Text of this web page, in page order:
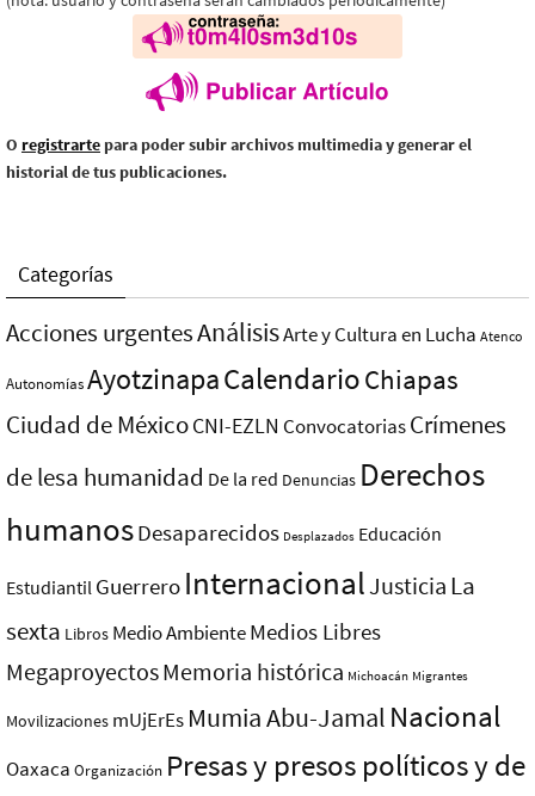
O registrarte para poder subir archivos multimedia y generar el
historial de tus publicaciones.
Categorías
Acciones urgentesAnálisisArte y Cultura en Lucha Atenco
AutonomíasAyotzinapaCalendarioChiapas
Ciudad de MéxicoCNI-EZLN ConvocatoriasCrímenes
de lesa humanidad De la red Denuncias Derechos
humanosDesaparecidos Desplazados Educación
Estudiantil Guerrero InternacionalJusticia La
sexta Libros Medio AmbienteMedios Libres
MegaproyectosMemoria histórica Michoacán Migrantes
Movilizaciones mUjErEs Mumia Abu-Jamal Nacional
Oaxaca Organización Presas y presos polí­ticos y de